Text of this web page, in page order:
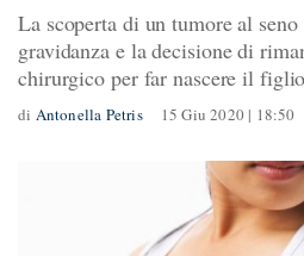
La scoperta di un tumore al
gravidanza e la decisione di
chirurgico per far nascere il figlio
di Antonella Petris 15 Giu 2020 | 18:50